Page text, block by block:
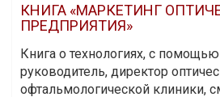
КНИГА «МАРКЕТИНГ
ПРЕДПРИЯТИЯ»
Книга о технологиях, с
руководитель, директор
офтальмологической клиники,